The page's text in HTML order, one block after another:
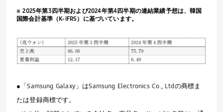
※2025年第3 四半期および2024年第4四半期の連結業績予想は、韓国
国際会計基準（ K-IFRS ）に基づいています。
●「Samsung Galaxy」はSamsung Electronics Co., Ltdの商標ま
たは登録商標です。